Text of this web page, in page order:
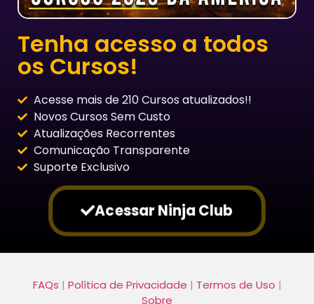
Tenha acesso a todos
os Cursos!
Acesse mais de 210 Cursos atualizados!!
Novos Cursos Sem Custo
Atualizações Recorrentes
Comunicação Transparente
Suporte Exclusivo
Acessar Ninja Club
FAQs | Política de Privacidade | Termos de Uso |
Sobre